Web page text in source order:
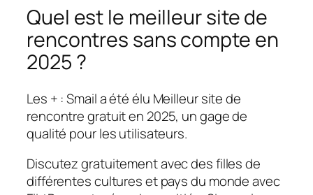
Quel est le meilleur site de
rencontres sans compte en
2025 ?
Les + : Smail a été élu Meilleur site de
rencontre gratuit en 2025, un gage de
qualité pour les utilisateurs.
Discutez gratuitement avec des filles de
différentes cultures et pays du monde avec